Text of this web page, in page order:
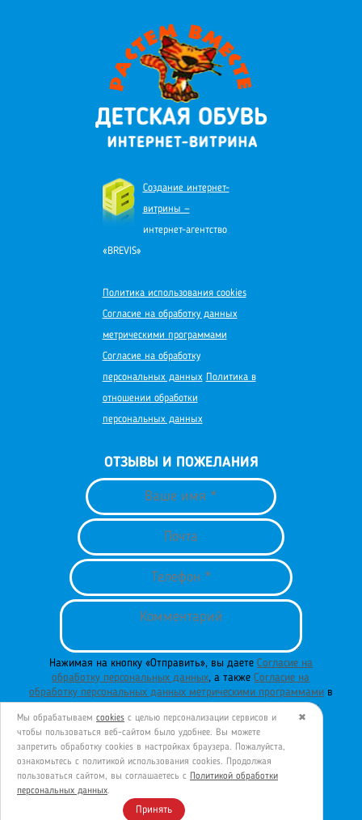
Создание интернет-
витрины —
интернет-агентство
«BREVIS»
Политика использования cookies
Согласие на обработку данных
метрическими программами
Согласие на обработку
персональных данных Политика в
отношении обработки
персональных данных
ОТЗЫВЫ И ПОЖЕЛАНИЯ
Нажимая на кнопку «Отправить», вы даете Согласие на
обработку персональных данных, а такжеСогласие на
обработку персональных данных метрическими программамив
порядке и на условияхПолитики обработки персональных
данных.
ОТПРАВИТЬ
✖
Мы обрабатываем cookies с целью персонализации сервисов и
чтобы пользоваться веб-сайтом было удобнее. Вы можете
запретить обработку сookies в настройках браузера. Пожалуйста,
ознакомьтесь с политикой использования cookies. Продолжая
пользоваться сайтом, вы соглашаетесь с Политикой обработки
персональных данных.
Принять